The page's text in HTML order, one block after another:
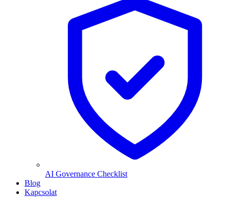
AI Governance Checklist
Blog
Kapcsolat